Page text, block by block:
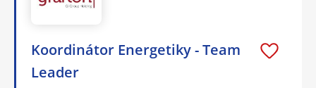
Koordinátor Energetiky - Team
Leader